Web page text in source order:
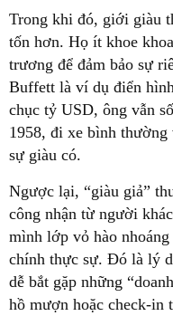
Trong khi đó, giới giàu
tốn hơn. Họ ít khoe
trương để đảm bảo sự
Buffett là ví dụ điển
chục tỷ USD, ông vẫn
1958, đi xe bình thường
sự giàu có.
Ngược lại, “giàu giả”
công nhận từ người
mình lớp vỏ hào
chính thực sự. Đó là lý
dễ bắt gặp những
hồ mượn hoặc check-in